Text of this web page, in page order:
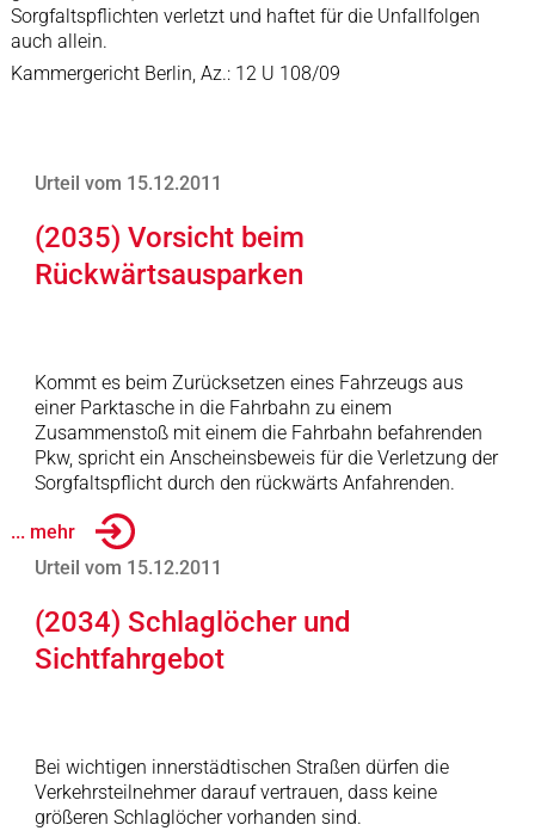
Sorgfaltspflichten verletzt und haftet für die Unfallfolgen
auch allein.
Kammergericht Berlin, Az.: 12 U 108/09
Urteil vom 15.12.2011
(2035) Vorsicht beim
Rückwärtsausparken
Kommt es beim Zurücksetzen eines Fahrzeugs aus
einer Parktasche in die Fahrbahn zu einem
Zusammenstoß mit einem die Fahrbahn befahrenden
Pkw, spricht ein Anscheinsbeweis für die Verletzung der
Sorgfaltspflicht durch den rückwärts Anfahrenden.
... mehr
Urteil vom 15.12.2011
(2034) Schlaglöcher und
Sichtfahrgebot
Bei wichtigen innerstädtischen Straßen dürfen die
Verkehrsteilnehmer darauf vertrauen, dass keine
größeren Schlaglöcher vorhanden sind.